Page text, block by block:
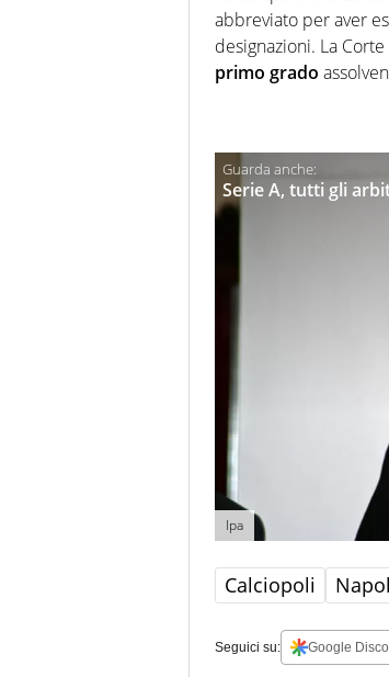
abbreviato per aver
designazioni. La
primo grado
Serie A, tutti gli
Ipa
Calciopoli
Seguici su: Google